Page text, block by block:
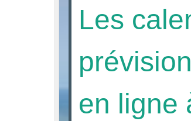
Les
en ligne